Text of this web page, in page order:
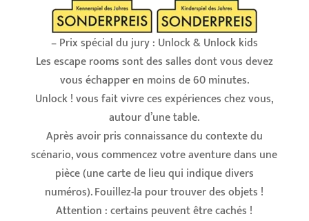
– Prix spécial du jury : Unlock & Unlock kids
Les escape rooms sont des salles dont vous devez
vous échapper en moins de 60 minutes.
Unlock ! vous fait vivre ces expériences chez vous,
autour d’une table.
Après avoir pris connaissance du contexte du
scénario, vous commencez votre aventure dans une
pièce (une carte de lieu qui indique divers
numéros). Fouillez-la pour trouver des objets !
Attention : certains peuvent être cachés !